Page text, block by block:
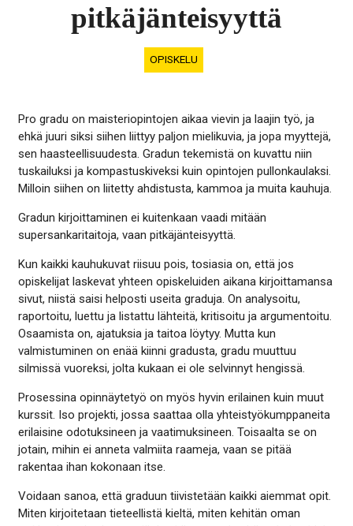
pitkäjänteisyyttä
OPISKELU
Pro gradu on maisteriopintojen aikaa vievin ja laajin työ, ja
ehkä juuri siksi siihen liittyy paljon mielikuvia, ja jopa myyttejä,
sen haasteellisuudesta. Gradun tekemistä on kuvattu niin
tuskailuksi ja kompastuskiveksi kuin opintojen pullonkaulaksi.
Milloin siihen on liitetty ahdistusta, kammoa ja muita kauhuja.
Gradun kirjoittaminen ei kuitenkaan vaadi mitään
supersankaritaitoja, vaan pitkäjänteisyyttä.
Kun kaikki kauhukuvat riisuu pois, tosiasia on, että jos
opiskelijat laskevat yhteen opiskeluiden aikana kirjoittamansa
sivut, niistä saisi helposti useita graduja. On analysoitu,
raportoitu, luettu ja listattu lähteitä, kritisoitu ja argumentoitu.
Osaamista on, ajatuksia ja taitoa löytyy. Mutta kun
valmistuminen on enää kiinni gradusta, gradu muuttuu
silmissä vuoreksi, jolta kukaan ei ole selvinnyt hengissä.
Prosessina opinnäytetyö on myös hyvin erilainen kuin muut
kurssit. Iso projekti, jossa saattaa olla yhteistyökumppaneita
erilaisine odotuksineen ja vaatimuksineen. Toisaalta se on
jotain, mihin ei anneta valmiita raameja, vaan se pitää
rakentaa ihan kokonaan itse.
Voidaan sanoa, että graduun tiivistetään kaikki aiemmat opit.
Miten kirjoitetaan tieteellistä kieltä, miten kehitän oman